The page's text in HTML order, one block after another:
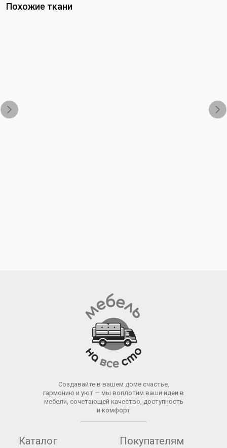
Похожие ткани
Создавайте в вашем доме счастье,
гармонию и уют — мы воплотим ваши идеи в
мебели, сочетающей качество, доступность
и комфорт
Каталог Покупателям